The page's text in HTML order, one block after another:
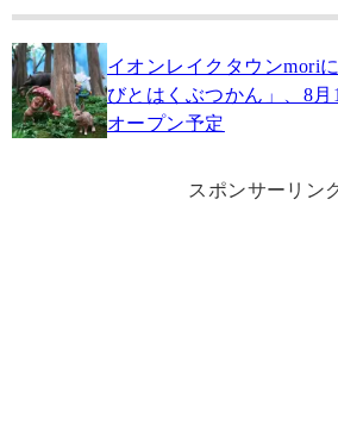
イオンレイクタウンmori
びとはくぶつかん」、8
オープン予定
スポンサーリン